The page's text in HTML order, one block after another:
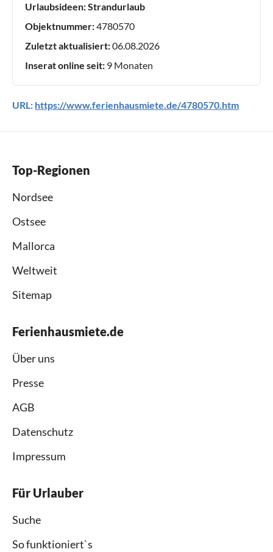
Urlaubsideen:Strandurlaub
Objektnummer:4780570
Zuletzt aktualisiert:06.08.2026
Inserat online seit: 9 Monaten
URL: https://www.ferienhausmiete.de/4780570.htm
Top-Regionen
Nordsee
Ostsee
Mallorca
Weltweit
Sitemap
Ferienhausmiete.de
Über uns
Presse
AGB
Datenschutz
Impressum
Für Urlauber
Suche
So funktioniert`s